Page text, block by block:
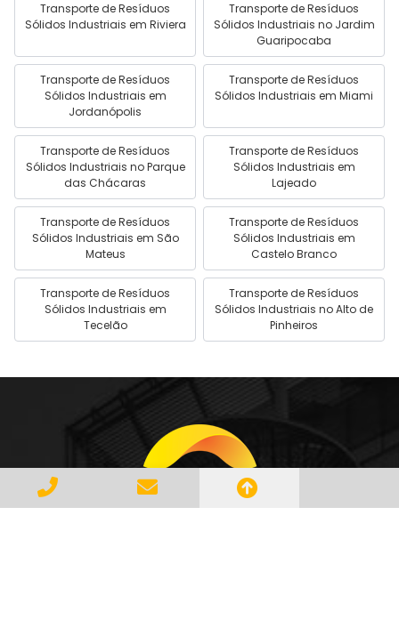
Transporte de Resíduos
Sólidos Industriais em Riviera
Transporte de Resíduos
Sólidos Industriais no Jardim
Guaripocaba
Transporte de Resíduos
Sólidos Industriais em
Jordanópolis
Transporte de Resíduos
Sólidos Industriais em Miami
Transporte de Resíduos
Sólidos Industriais no Parque
das Chácaras
Transporte de Resíduos
Sólidos Industriais em
Lajeado
Transporte de Resíduos
Sólidos Industriais em São
Mateus
Transporte de Resíduos
Sólidos Industriais em
Castelo Branco
Transporte de Resíduos
Sólidos Industriais em
Tecelão
Transporte de Resíduos
Sólidos Industriais no Alto de
Pinheiros